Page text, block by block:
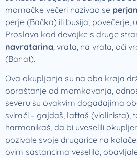
momačke večeri nazivao se
perje (Bačka) ili busija, povečerje,
Proslava kod devojke s druge
navratarina , vrata, na vrata, oči
(Banat).
Ova okupljanja su na oba kraja
opraštanje od momkovanja,
severu su ovakvim događajima
svirači – gajdaš, laftaš (violinista),
harmonikaš, da bi uveselili
pozivale svoje drugarice na
ovim sastancima veselilo,